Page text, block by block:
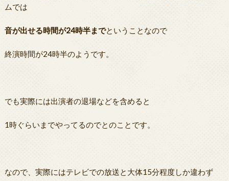
ムでは
音が出せる時間が24時半までということなので
終演時間が24時半のようです。
でも実際には出演者の退場などを含めると
1時ぐらいまでやってるのでとのことです。
なので、実際にはテレビでの放送と大体15分程度しか違わず